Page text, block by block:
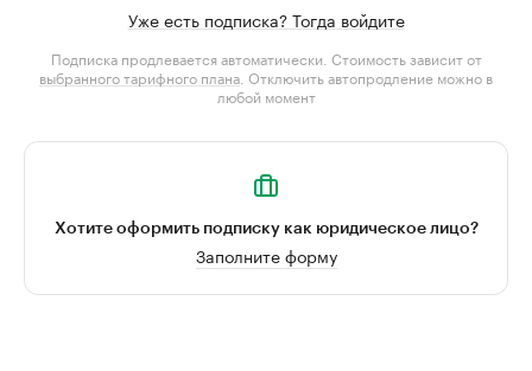
Уже есть подписка? Тогда войдите
Подписка продлевается автоматически. Стоимость зависит от
выбранного тарифного плана . Отключить автопродление можно в
любой момент
Хотите оформить подписку как юридическое лицо?
Заполните форму